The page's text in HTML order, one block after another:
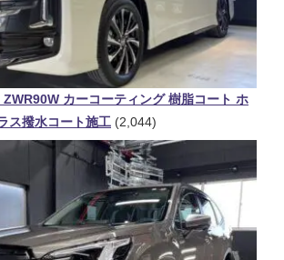
カーコーティング 樹脂コート ホ
ス撥水コート施工 (2,044)